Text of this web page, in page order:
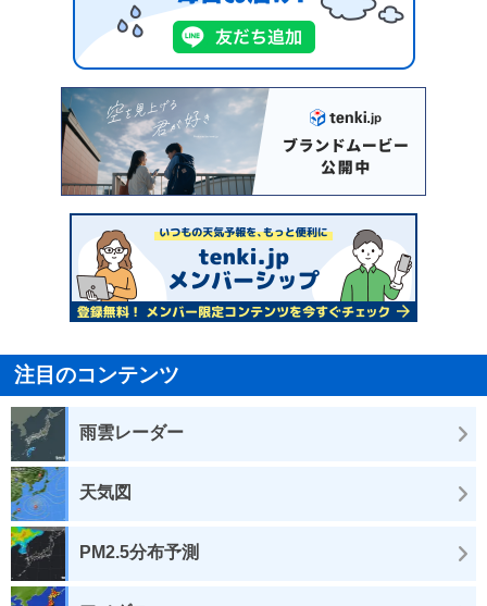
注目のコンテンツ
雨雲レーダー
天気図
PM2.5分布予測